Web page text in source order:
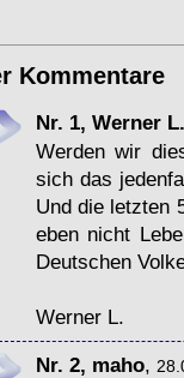
Kommentare
Nr. 1, Werner L.
Werden wir
sich das
Und die letzten
eben nicht
Deutschen
Werner L.
Nr. 2, maho,